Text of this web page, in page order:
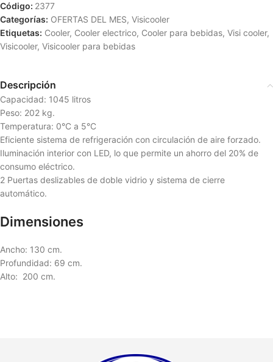
Código: 2377
Categorías: OFERTAS DEL MES, Visicooler
Etiquetas: Cooler, Cooler electrico, Cooler para bebidas, Visi cooler,
Visicooler, Visicooler para bebidas
Descripción
Capacidad: 1045 litros
Peso: 202 kg.
Temperatura: 0°C a 5°C
Eficiente sistema de refrigeración con circulación de aire forzado.
Iluminación interior con LED, lo que permite un ahorro del 20% de
consumo eléctrico.
2 Puertas deslizables de doble vidrio y sistema de cierre
automático.
Dimensiones
Ancho: 130 cm.
Profundidad: 69 cm.
Alto: 200 cm.